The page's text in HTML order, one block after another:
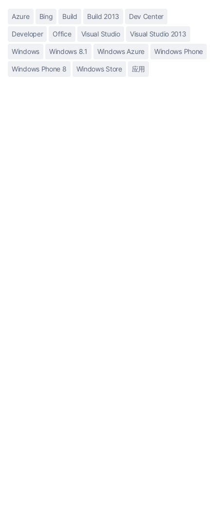
Azure Bing Build Build 2013 Dev Center
Developer Office Visual Studio Visual Studio 2013
Windows Windows 8.1 Windows Azure Windows Phone
Windows Phone 8 Windows Store 应用